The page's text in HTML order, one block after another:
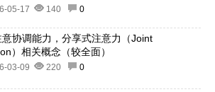
05-17 140 0
协调能力，分享式注意力（Joint
）相关概念（较全面）
03-09 220 0